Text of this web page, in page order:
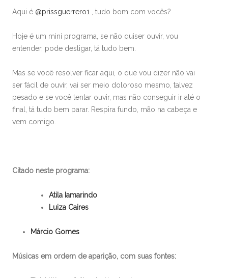
Aqui é @prissguerrero1 , tudo bom com vocês?
Hoje é um mini programa, se não quiser ouvir, vou
entender, pode desligar, tá tudo bem.
Mas se você resolver ficar aqui, o que vou dizer não vai
ser fácil de ouvir, vai ser meio doloroso mesmo, talvez
pesado e se você tentar ouvir, mas não conseguir ir até o
final, tá tudo bem parar. Respira fundo, mão na cabeça e
vem comigo.
Citado neste programa:
Atila Iamarindo
Luiza Caires
Márcio Gomes
Músicas em ordem de aparição, com suas fontes: